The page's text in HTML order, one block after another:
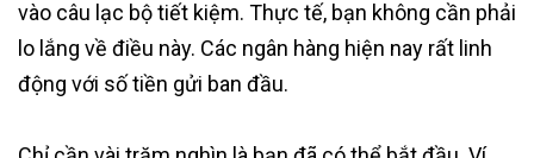
vào câu lạc bộ tiết kiệm. Thực tế, bạn không cần phải
lo lắng về điều này. Các ngân hàng hiện nay rất linh
động với số tiền gửi ban đầu.